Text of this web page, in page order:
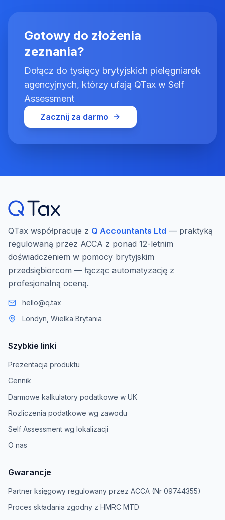
Gotowy do złożenia
zeznania?
Dołącz do tysięcy brytyjskich pielęgniarek
agencyjnych, którzy ufają QTax w Self
Assessment
Zacznij za darmo
QTax współpracuje z Q Accountants Ltd — praktyką
regulowaną przez ACCA z ponad 12-letnim
doświadczeniem w pomocy brytyjskim
przedsiębiorcom — łącząc automatyzację z
profesjonalną oceną.
hello@q.tax
Londyn, Wielka Brytania
Szybkie linki
Prezentacja produktu
Cennik
Darmowe kalkulatory podatkowe w UK
Rozliczenia podatkowe wg zawodu
Self Assessment wg lokalizacji
O nas
Gwarancje
Partner księgowy regulowany przez ACCA (Nr 09744355)
Proces składania zgodny z HMRC MTD